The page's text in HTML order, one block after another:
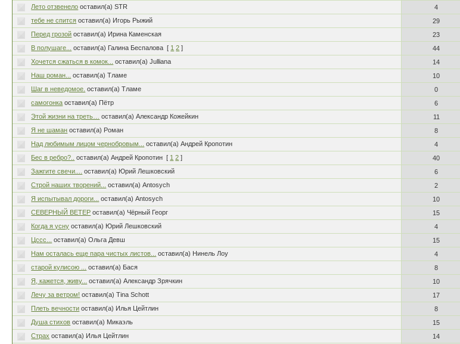
Лето отзвенело оставил(а) STR 4
тебе не спится оставил(а) Игорь Рыжий 29
Перед грозой оставил(а) Ирина Каменская 23
В полушаге...
оставил(а) Галина Беспалова [ 1 2 ] 44
Хочется сжаться в комок...
оставил(а) Julliana 14
Наш роман...
оставил(а) Тламе 10
Шаг в неведомое. оставил(а) Тламе 0
самогонка оставил(а) Пётр 6
Этой жизни на треть…
оставил(а) Александр Кожейкин 11
Я не шаман оставил(а) Роман 8
Над любимым лицом чернобровым...
оставил(а) Андрей Кропотин 4
Бес в ребро?..
оставил(а) Андрей Кропотин [ 1 2 ] 40
Зажгите свечи....
оставил(а) Юрий Лешковский 6
Строй наших творений...
оставил(а) Antosych 2
Я испытывал дороги...
оставил(а) Antosych 10
СЕВЕРНЫЙ ВЕТЕР оставил(а) Чёрный Георг 15
Когда я усну оставил(а) Юрий Лешковский 4
Цссс...
оставил(а) Ольга Девш 15
Нам осталась еще пара чистых листов...
оставил(а) Нинель Лоу 4
старой кулисою ...
оставил(а) Бася 8
Я, кажется, живу...
оставил(а) Александр Зрячкин 10
Лечу за ветром! оставил(а) Tina Schott 17
Плеть вечности оставил(а) Илья Цейтлин 8
Душа стихов оставил(а) Микаэль 15
Страх оставил(а) Илья Цейтлин 14